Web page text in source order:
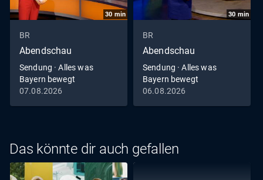
30 min
BR
Abendschau
Sendung · Alles was
Bayern bewegt
07.08.2026
30 min
BR
Abendschau
Sendung · Alles was
Bayern bewegt
06.08.2026
Das könnte dir auch gefallen